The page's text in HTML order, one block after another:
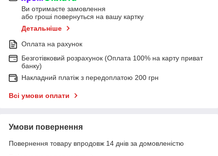
Ви отримаєте замовлення
або гроші повернуться на вашу картку
Детальніше
Оплата на рахунок
Безготівковий розрахунок (Оплата 100% на карту приват
банку)
Накладний платіж з передоплатою 200 грн
Всі умови оплати
Умови повернення
Повернення товару впродовж 14 днів за домовленістю